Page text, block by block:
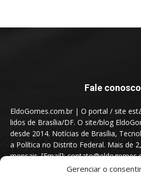
Gerenciar o
Fale
EldoGomes.com.br | O portal / site
lidos de Brasília/DF. O site/blog
desde 2014. Notícias de Brasília,
a Política no Distrito Federal. Mais de
mensais. [Email]: